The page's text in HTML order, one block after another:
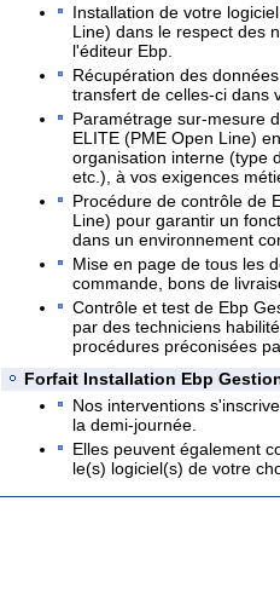
Installation de votre
Line) dans le respect des
l'éditeur Ebp.
Récupération des
transfert de celles-ci dans
Paramétrage sur-mesure
ELITE (PME Open Line)
organisation interne (type
etc.), à vos exigences
Procédure de contrôle de
Line) pour garantir un
dans un environnement
Mise en page de tous les
commande, bons de
Contrôle et test de Ebp
par des techniciens
procédures préconisées
Forfait Installation Ebp
Nos interventions
la demi-journée.
Elles peuvent également
le(s) logiciel(s) de votre